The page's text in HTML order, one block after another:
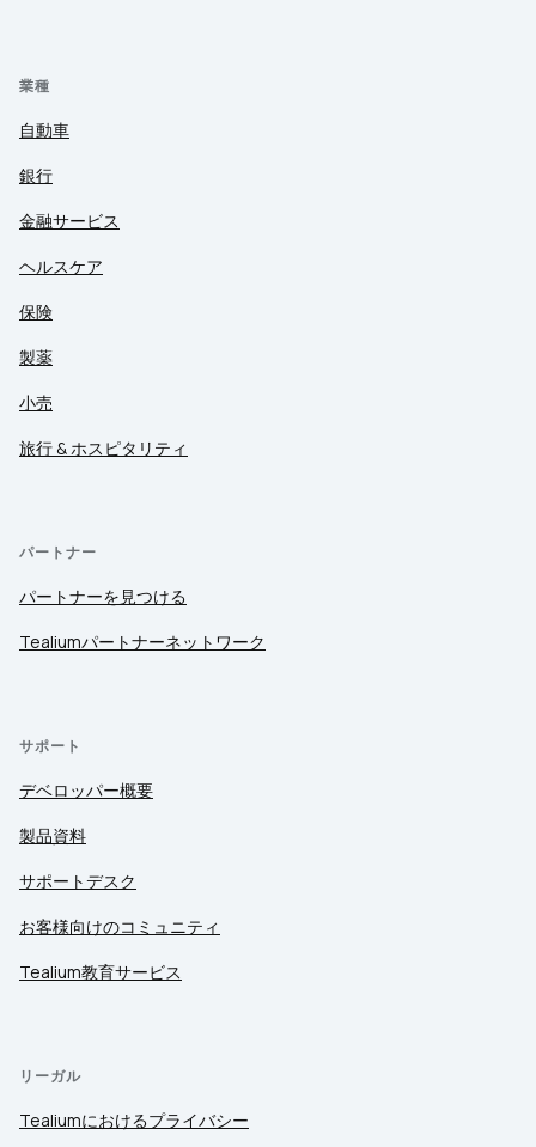
業種
自動車
銀行
金融サービス
ヘルスケア
保険
製薬
小売
旅行 & ホスピタリティ
パートナー
パートナーを見つける
Tealiumパートナーネットワーク
サポート
デベロッパー概要
製品資料
サポートデスク
お客様向けのコミュニティ
Tealium教育サービス
リーガル
Tealiumにおけるプライバシー